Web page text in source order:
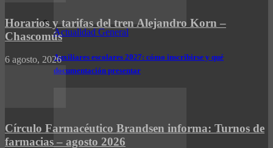
Actualidad General
Auxiliares escolares 2027: cómo inscribirse y qué
documentación presentar
Horarios y tarifas del tren Alejandro Korn –
Chascomús
6 agosto, 2026
Círculo Farmacéutico Brandsen informa: Turnos de
farmacias – agosto 2026